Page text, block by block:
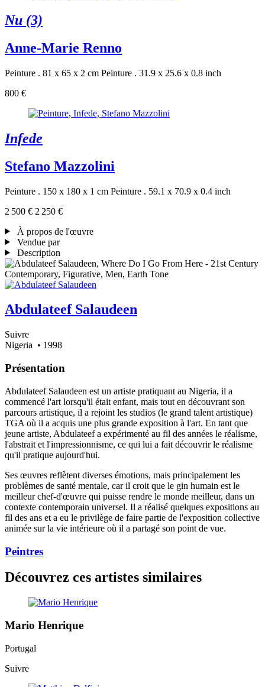
Nu (3)
Anne-Marie Renno
Peinture . 81 x 65 x 2 cm Peinture . 31.9 x 25.6 x 0.8 inch
800 €
Infede
Stefano Mazzolini
Peinture . 150 x 180 x 1 cm Peinture . 59.1 x 70.9 x 0.4 inch
2 500 € 2 250 €
À propos de l'œuvre
Vendue par
Description
Abdulateef Salaudeen
Suivre
Nigeria • 1998
Présentation
Abdulateef Salaudeen est un artiste pratiquant au Nigeria, il a
commencé l'art lorsqu'il était enfant, mais tout en découvrant son
parcours artistique, il a rejoint les studios (le grand talent artistique)
TGA où il a acquis une plus grande exposition à l'art. En tant que
jeune artiste, Abdulateef a expérimenté au fil des années le réalisme,
l'abstrait et l'impressionnisme, ce qui lui a fait découvrir le réalisme
qu'il pratique aujourd'hui.
Ses œuvres reflètent diverses émotions, mais principalement les
problèmes de santé mentale, car il croit que le gin humain est le
meilleur chef-d'œuvre qui puisse rendre le monde meilleur, dans un
contexte contemporain universel. Il a réalisé quelques expositions au
fil des ans et a eu le privilège de faire partie de l'exposition collective
animée sur la vie intérieure où il a partagé son point de vue.
Peintres
Découvrez ces artistes similaires
Mario Henrique
Portugal
Suivre